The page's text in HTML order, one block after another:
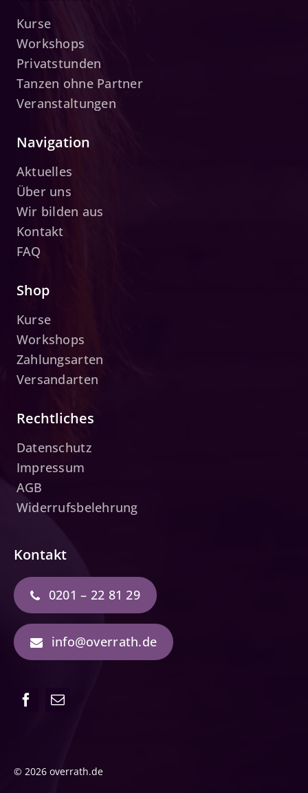
Kurse
Workshops
Privatstunden
Tanzen ohne Partner
Veranstaltungen
Navigation
Aktuelles
Über uns
Wir bilden aus
Kontakt
FAQ
Kontakt
0201 – 22 81 29
info@overrath.de
Shop
Kurse
Workshops
Zahlungsarten
Versandarten
Rechtliches
Datenschutz
Impressum
AGB
Widerrufsbelehrung
© 2026 overrath.de